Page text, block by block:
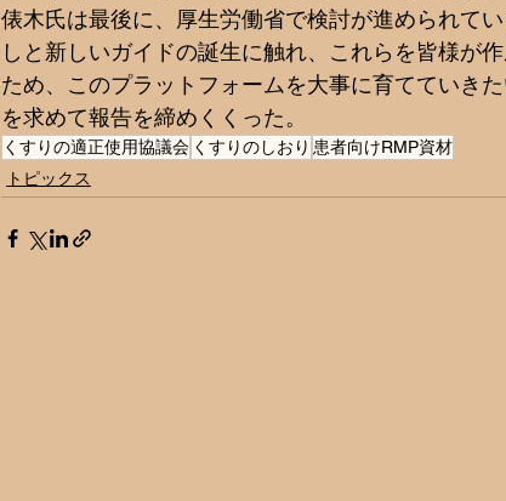
俵木氏は最後に、厚生労働省で検討が進められて
しと新しいガイドの誕生に触れ、これらを皆様が
ため、このプラットフォームを大事に育てていき
を求めて報告を締めくくった。
くすりの適正使用協議会 くすりのしおり 患者向けRMP資材
トピックス